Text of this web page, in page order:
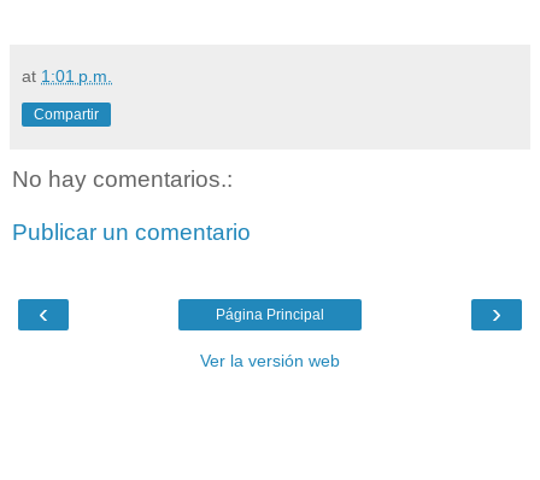
at 1:01 p.m.
Compartir
No hay comentarios.:
Publicar un comentario
‹ ›
Página Principal
Ver la versión web